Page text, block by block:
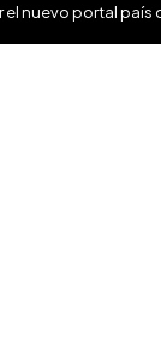
el nuevo portal